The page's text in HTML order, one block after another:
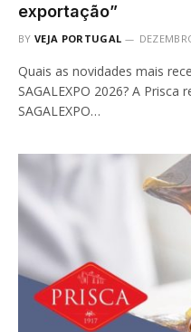
exportação”
BY VEJA PORTUGAL
Quais as novidades mais
SAGALEXPO 2026? A
SAGALEXPO…